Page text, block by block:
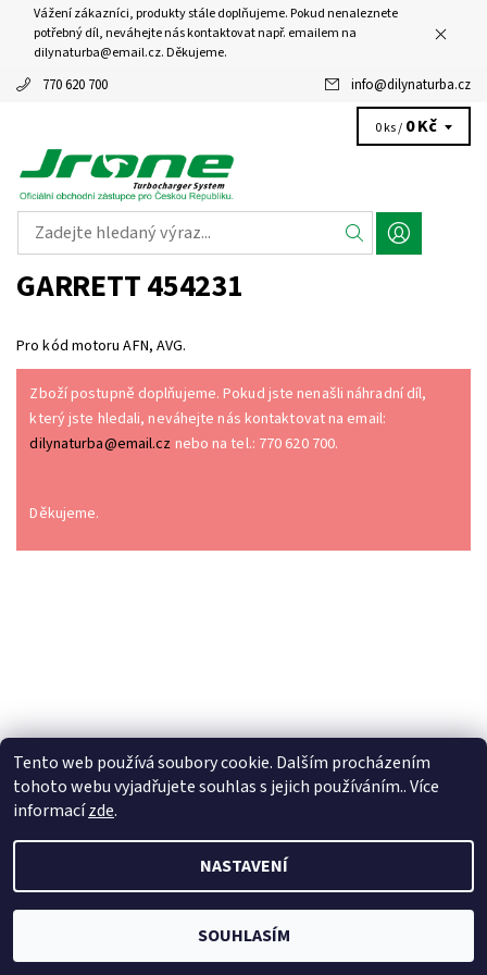
Vážení zákazníci, produkty stále doplňujeme. Pokud nenaleznete
potřebný díl, neváhejte nás kontaktovat např. emailem na
dilynaturba@email.cz. Děkujeme.
770 620 700 info@dilynaturba.cz
0 ks / 0 Kč
GARRETT 454231
Pro kód motoru AFN, AVG.
Zboží postupně doplňujeme. Pokud jste nenašli náhradní díl,
který jste hledali, neváhejte nás kontaktovat na email:
dilynaturba@email.cz nebo na tel.: 770 620 700.
Děkujeme.
2026 © Dilynaturba.cz, všechna práva vyhrazena
nastavení cookies
Vytvořil Shoptet
Tento web používá soubory cookie. Dalším procházením
tohoto webu vyjadřujete souhlas s jejich používáním.. Více
informacízde.
NASTAVENÍ
SOUHLASÍM